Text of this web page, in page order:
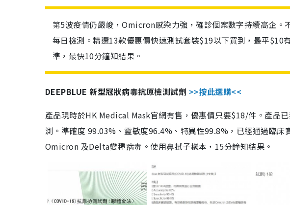
第5波疫情仍嚴峻，Omicron感染力強，確診個案數字持續高企。
每日檢測。精選13款優惠價快速測試套裝$19以下買到，最平$10
準，最快10分鐘知結果。
DEEPBLUE 新型冠狀病毒抗原檢測試劑 >>按此選購<<
產品現時於HK Medical Mask官網有售，優惠價只要$18/件。產品
測。準確度 99.03%、靈敏度96.4%、特異性99.8%，已經通過臨床
Omicron 及Delta變種病毒。使用鼻拭子樣本，15分鐘知結果。